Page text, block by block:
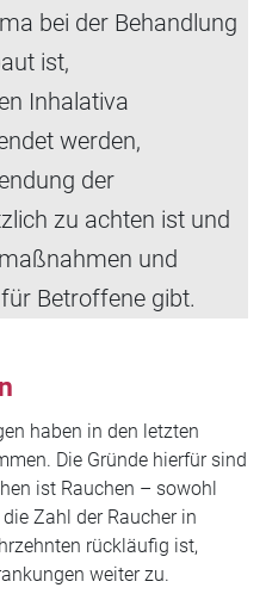
bei der Behandlung
ist,
Inhalativa
werden,
der
zu achten ist und
und
Betroffene gibt.
haben in den letzten
Die Gründe hierfür sind
ist Rauchen – sowohl
Zahl der Raucher in
rückläufig ist,
weiter zu.